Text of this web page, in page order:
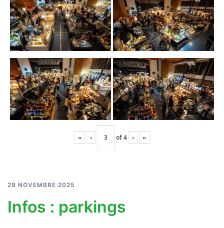
« ‹ of4 › »
29 NOVEMBRE 2025
Infos : parkings